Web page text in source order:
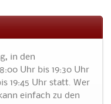
in den
Uhr bis 19:30 Uhr
19:45 Uhr statt. Wer
einfach zu den